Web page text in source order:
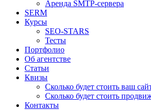
Аренда SMTP-сервера
SERM
Курсы
SEO-STARS
Тесты
Портфолио
Об агентстве
Статьи
Квизы
Сколько будет стоить ваш
Сколько будет стоить
Контакты